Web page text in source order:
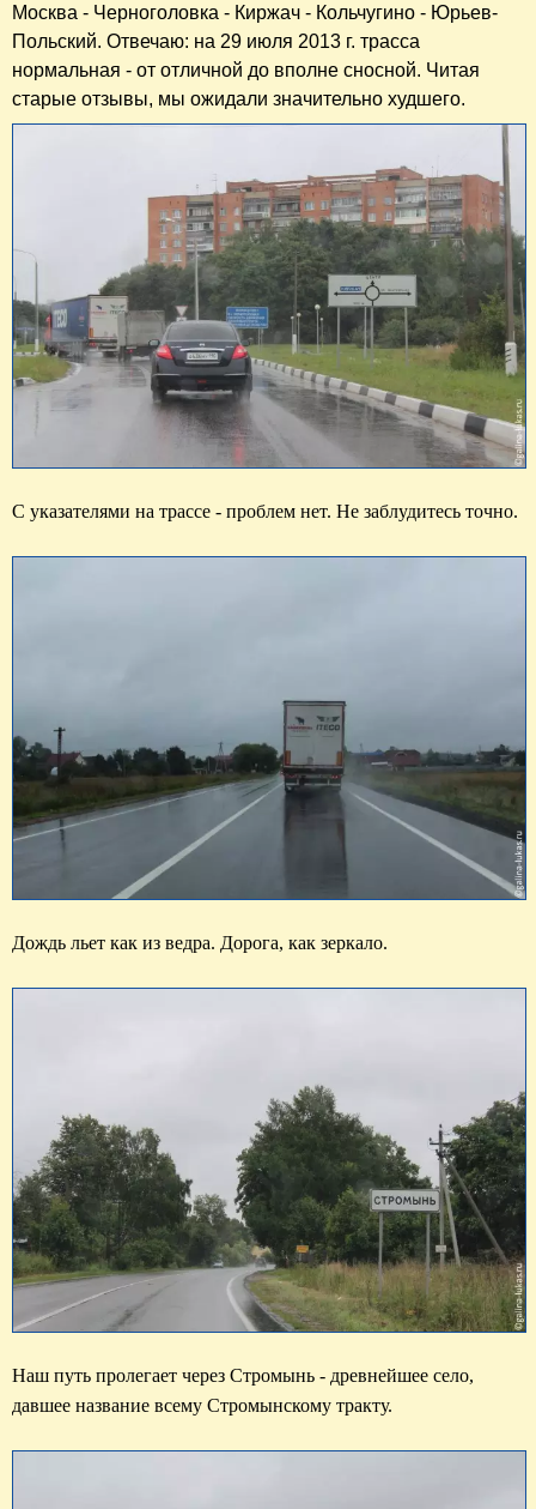
Москва - Черноголовка - Киржач - Кольчугино - Юрьев-
Польский. Отвечаю: на 29 июля 2013 г. трасса
нормальная - от отличной до вполне сносной. Читая
старые отзывы, мы ожидали значительно худшего.
С указателями на трассе - проблем нет. Не заблудитесь точно.
Дождь льет как из ведра. Дорога, как зеркало.
Наш путь пролегает через Стромынь - древнейшее село,
давшее название всему Стромынскому тракту.